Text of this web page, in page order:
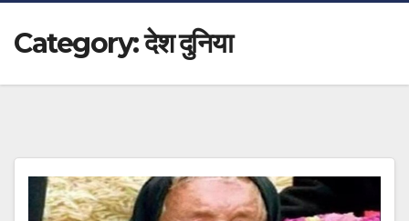
Category:देश दुनिया